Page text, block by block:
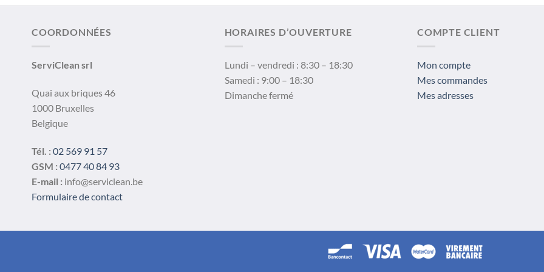
COORDONNÉES
ServiClean srl
Quai aux briques 46
1000 Bruxelles
Belgique
Tél. : 02 569 91 57
GSM : 0477 40 84 93
E-mail : info@serviclean.be
Formulaire de contact
HORAIRES D’OUVERTURE
Lundi – vendredi : 8:30 – 18:30
Samedi : 9:00 – 18:30
Dimanche fermé
COMPTE CLIENT
Mon compte
Mes commandes
Mes adresses